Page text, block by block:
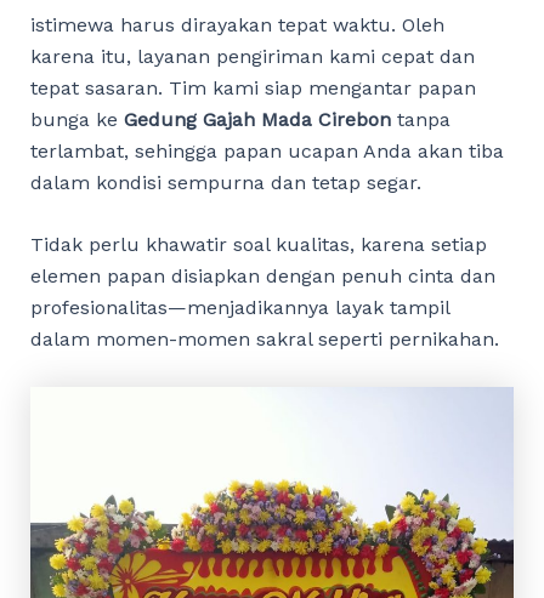
istimewa harus dirayakan tepat waktu. Oleh
karena itu, layanan pengiriman kami cepat dan
tepat sasaran. Tim kami siap mengantar papan
bunga ke Gedung Gajah Mada Cirebontanpa
terlambat, sehingga papan ucapan Anda akan tiba
dalam kondisi sempurna dan tetap segar.
Tidak perlu khawatir soal kualitas, karena setiap
elemen papan disiapkan dengan penuh cinta dan
profesionalitas—menjadikannya layak tampil
dalam momen-momen sakral seperti pernikahan.